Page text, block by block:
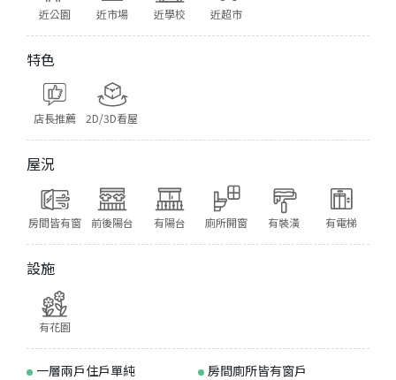
近公園 近市場 近學校 近超市
特色
店長推薦 2D/3D看屋
屋況
房間皆有窗 前後陽台 有陽台 廁所開窗 有裝潢 有電梯
設施
有花園
一層兩戶住戶單純
房間廁所皆有窗戶